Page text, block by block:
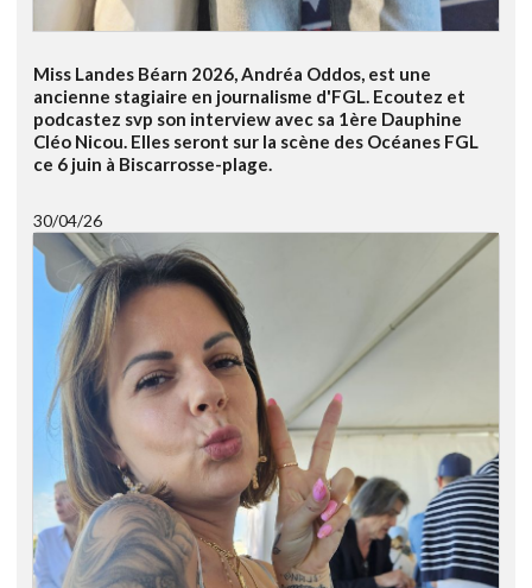
Miss Landes Béarn 2026, Andréa Oddos, est une
ancienne stagiaire en journalisme d'FGL. Ecoutez et
podcastez svp son interview avec sa 1ère Dauphine
Cléo Nicou. Elles seront sur la scène des Océanes FGL
ce 6 juin à Biscarrosse-plage.
30/04/26